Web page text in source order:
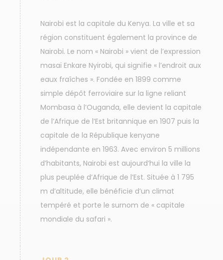
Nairobi est la capitale du Kenya. La ville et sa
région constituent également la province de
Nairobi. Le nom « Nairobi » vient de l’expression
masaï Enkare Nyirobi, qui signifie « l’endroit aux
eaux fraîches ». Fondée en 1899 comme
simple dépôt ferroviaire sur la ligne reliant
Mombasa à l’Ouganda, elle devient la capitale
de l’Afrique de l’Est britannique en 1907 puis la
capitale de la République kenyane
indépendante en 1963. Avec environ 5 millions
d’habitants, Nairobi est aujourd’hui la ville la
plus peuplée d’Afrique de l’Est. Située à 1 795
m d’altitude, elle bénéficie d’un climat
tempéré et porte le surnom de « capitale
mondiale du safari ».